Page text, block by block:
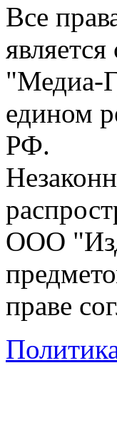
Все
"Медиа-
едином
РФ.
ООО
праве